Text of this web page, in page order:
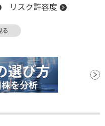
リスク許容度
る